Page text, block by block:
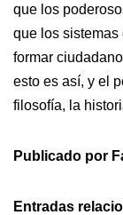
que los
que los
formar
esto es así, y el
filosofía, la
Publicado por
Entradas